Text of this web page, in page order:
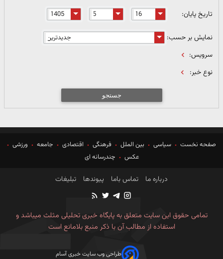
تاریخ پایان:
نمایش بر حسب:
سرویس:
نوع خبر:
جستجو
صفحه نخست سیاسی بین الملل فرهنگی اقتصادی جامعه
ورزشی
عکس
چندرسانه ای
درباره ما تماس باما پیوندها تبلیغات
تمامی حقوق این سایت متعلق به پایگاه خبری تحلیلی مثلث میباشد و
استفاده از مطالب آن با ذکر منبع بلامانع است
طراحی وب سایت خبری آسام